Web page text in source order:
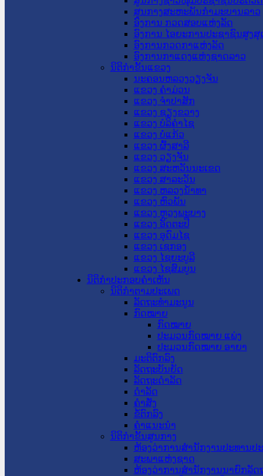
ສູນກາງສະຫະພັນກຳມະບານລາວ
ອົງການ ກວດສອບແຫ່ງລັດ
ອົງການ ໄອຍະການປະຊາຊົນສູງສຸ
ອົງການກວດກາແຫ່ງລັດ
ອົງການກາແດງແຫ່ງຊາດລາວ
ນິຕິກໍາຂັ້ນແຂວງ
ນະ​ຄອນ​ຫລວງວຽງຈັນ
ແຂວງ ຄໍາມ່ວນ
ແຂວງ ຈໍາປາສັກ
ແຂວງ ຊຽງຂວາງ
ແຂວງ ບໍລິຄໍາໄຊ
ແຂວງ ບໍ່ແກ້ວ
ແຂວງ ຜົ້ງສາລີ
ແຂວງ ວຽງຈັນ
ແຂວງ ສະຫວັນນະເຂດ
ແຂວງ ສາລະວັນ
ແຂວງ ຫລວງນໍ້າທາ
ແຂວງ ຫົວພັນ
ແຂວງ ຫຼວງພະບາງ
ແຂວງ ອັດຕະປື
ແຂວງ ອຸດົມໄຊ
ແຂວງ ເຊກອງ
ແຂວງ ໄຊຍະບູລີ
ແຂວງ ໄຊສົມບູນ
ນິຕິກໍາປະກອບຄໍາເຫັນ
ນິຕິກໍາຕາມປະເພດ
ລັດຖະທໍາມະນູນ
ກົດໝາຍ
ກົດໝາຍ
ປະມວນກົດໝາຍ ແພ່ງ
ປະມວນກົດໝາຍ ອາຍາ
ມະຕິຕົກລົງ
ລັດຖະບັນຍັດ
ລັດຖະດໍາລັດ
ດໍາລັດ
ຄໍາສັ່ງ
ຂໍ້ຕົກລົງ
ຄໍາແນະນໍາ
ນິຕິກຳຂັ້ນສູນກາງ
ຫ້ອງວ່າການສໍານັກງານປະທານປ
ສະພາແຫ່ງຊາດ
ຫ້ອງວ່າການສຳນັກງານນາຍົກລັດ